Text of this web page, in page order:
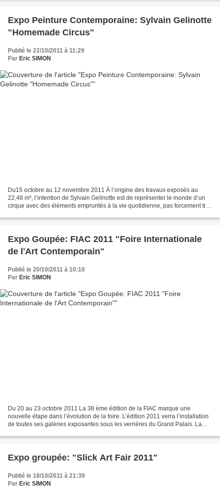
Expo Peinture Contemporaine: Sylvain Gelinotte
"Homemade Circus"
Publié le 22/10/2011 à 11:29
Par Eric SIMON
Du15 octobre au 12 novembre 2011 À l’origine des travaux exposés au
22,48 m², l’intention de Sylvain Gelinotte est de représenter le monde d’un
cirque avec des éléments empruntés à la vie quotidienne, pas forcement très
Expo Goupée: FIAC 2011 "Foire Internationale
de l'Art Contemporain"
Publié le 20/10/2011 à 10:10
Par Eric SIMON
Du 20 au 23 octobre 2011 La 38 ème édition de la FIAC marque une
nouvelle étape dans l’évolution de la foire. L’édition 2011 verra l’installation
de toutes ses galeries exposantes sous les verrières du Grand Palais. La
Expo groupée: "Slick Art Fair 2011"
Publié le 18/10/2011 à 21:39
Par Eric SIMON